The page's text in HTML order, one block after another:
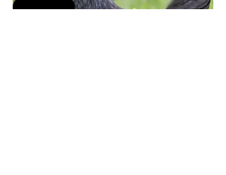
Selling fast